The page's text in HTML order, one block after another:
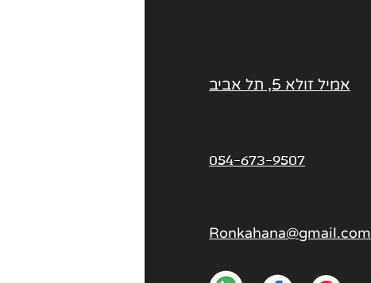
אמיל זולא 5, תל אביב
054-673-9507
Ronkahana@gmail.com